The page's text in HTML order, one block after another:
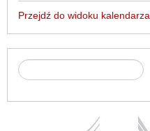
Przejdź do widoku kalendarza